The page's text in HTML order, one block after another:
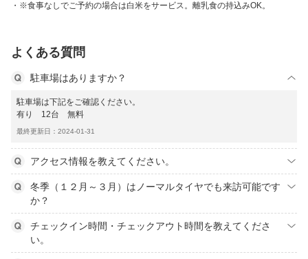
※食事なしでご予約の場合は白米をサービス。離乳食の持込みOK。
よくある質問
駐車場はありますか？
駐車場は下記をご確認ください。
有り 12台 無料
最終更新日：2024-01-31
アクセス情報を教えてください。
冬季（１２月～３月）はノーマルタイヤでも来訪可能です
か？
チェックイン時間・チェックアウト時間を教えてくださ
い。